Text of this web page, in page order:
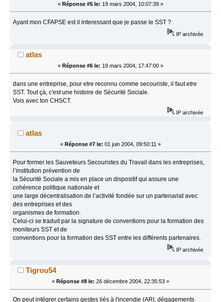
« Réponse #5 le: 19 mars 2004, 10:07:39 »
Ayant mon CFAPSE est il interessant que je passe le SST ?
IP archivée
atlas
« Réponse #6 le: 19 mars 2004, 17:47:00 »
dans une entreprise, pour etre reconnu comme secouriste, il faut etre
SST. Tout çà, c'est une histoire de Sécurité Sociale.
Vois avec ton CHSCT.
IP archivée
atlas
« Réponse #7 le: 01 juin 2004, 09:50:11 »
Pour former les Sauveteurs Secouristes du Travail dans les entreprises,
l’institution prévention de
la Sécurité Sociale a mis en place un dispositif qui assure une
cohérence politique nationale et
une large décentralisation de l’activité fondée sur un partenariat avec
des entreprises et des
organismes de formation.
Celui-ci se traduit par la signature de conventions pour la formation des
moniteurs SST et de
conventions pour la formation des SST entre les différents partenaires.
IP archivée
Tigrou54
« Réponse #8 le: 26 décembre 2004, 22:35:53 »
On peut intégrer certains gestes liés à l'incendie (ARI, dégagements